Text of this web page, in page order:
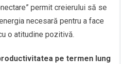
permit creierului să se
necesară pentru a face
o atitudine pozitivă.
pe termen lung